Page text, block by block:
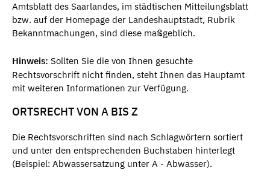
Amtsblatt des Saarlandes, im städtischen Mitteilungsblatt
bzw. auf der Homepage der Landeshauptstadt, Rubrik
Bekanntmachungen, sind diese maßgeblich.
Hinweis: Sollten Sie die von Ihnen gesuchte
Rechtsvorschrift nicht finden, steht Ihnen das Hauptamt
mit weiteren Informationen zur Verfügung.
ORTSRECHT VON A BIS Z
Die Rechtsvorschriften sind nach Schlagwörtern sortiert
und unter den entsprechenden Buchstaben hinterlegt
(Beispiel: Abwassersatzung unter A - Abwasser).